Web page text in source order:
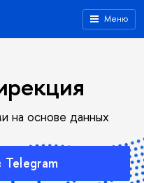
Меню
на основе данных
Telegram